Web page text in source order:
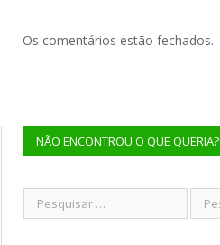
Os comentários estão fechados.
NÃO ENCONTROU O QUE QUERIA?